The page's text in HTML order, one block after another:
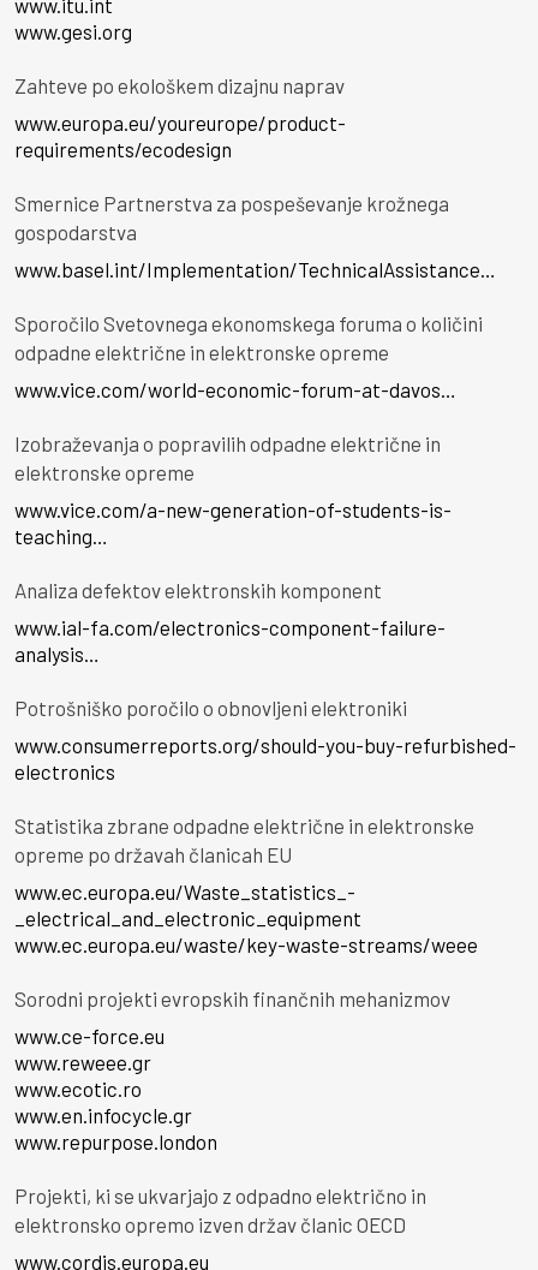
www.gesi.org
Zahteve po ekološkem dizajnu naprav
www.europa.eu/youreurope/product-
requirements/ecodesign
Smernice Partnerstva za pospeševanje krožnega
gospodarstva
www.basel.int/Implementation/TechnicalAssistance…
Sporočilo Svetovnega ekonomskega foruma o količini
odpadne električne in elektronske opreme
www.vice.com/world-economic-forum-at-davos…
Izobraževanja o popravilih odpadne električne in
elektronske opreme
www.vice.com/a-new-generation-of-students-is-
teaching…
Analiza defektov elektronskih komponent
www.ial-fa.com/electronics-component-failure-
analysis…
Potrošniško poročilo o obnovljeni elektroniki
www.consumerreports.org/should-you-buy-refurbished-
electronics
Statistika zbrane odpadne električne in elektronske
opreme po državah članicah EU
www.ec.europa.eu/Waste_statistics_-
_electrical_and_electronic_equipment
www.ec.europa.eu/waste/key-waste-streams/weee
Sorodni projekti evropskih finančnih mehanizmov
www.ce-force.eu
www.reweee.gr
www.ecotic.ro
www.en.infocycle.gr
www.repurpose.london
Projekti, ki se ukvarjajo z odpadno električno in
elektronsko opremo izven držav članic OECD
www.cordis.europa.eu